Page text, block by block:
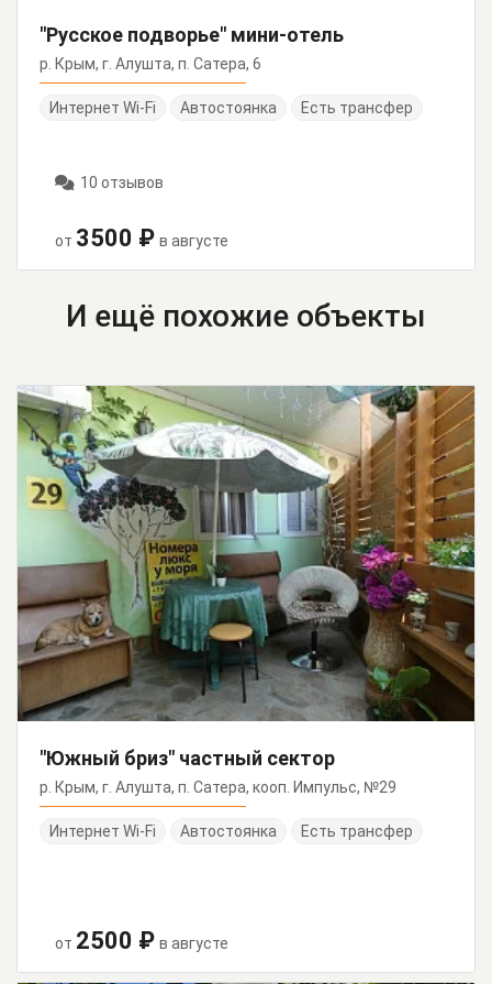
"Русское подворье" мини-отель
р. Крым, г. Алушта, п. Сатера, 6
Интернет Wi-Fi Автостоянка Есть трансфер
10 отзывов
от 3500 ₽ в августе
И ещё похожие объекты
"Южный бриз" частный сектор
р. Крым, г. Алушта, п. Сатера, кооп. Импульс, №29
Интернет Wi-Fi Автостоянка Есть трансфер
от 2500 ₽ в августе